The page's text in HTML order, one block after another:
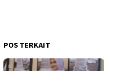
POS TERKAIT